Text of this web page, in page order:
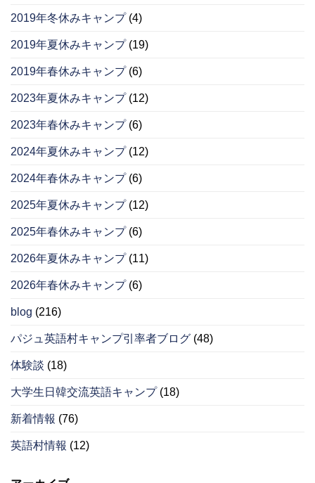
2019年冬休みキャンプ(4)
2019年夏休みキャンプ(19)
2019年春休みキャンプ(6)
2023年夏休みキャンプ(12)
2023年春休みキャンプ(6)
2024年夏休みキャンプ(12)
2024年春休みキャンプ(6)
2025年夏休みキャンプ(12)
2025年春休みキャンプ(6)
2026年夏休みキャンプ(11)
2026年春休みキャンプ(6)
blog (216)
パジュ英語村キャンプ引率者ブログ (48)
体験談 (18)
大学生日韓交流英語キャンプ(18)
新着情報 (76)
英語村情報 (12)